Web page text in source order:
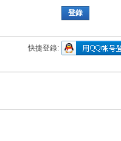
登錄
快捷登錄: